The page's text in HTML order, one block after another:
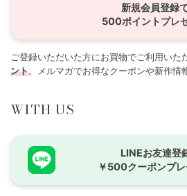
新規会員登録
500ポイントプレ
ご登録いただいた方にお買物でご利用いた
ント。メルマガでお得なクーポンや新作情
WITH US
LINEお友達登
￥500クーポンプレ